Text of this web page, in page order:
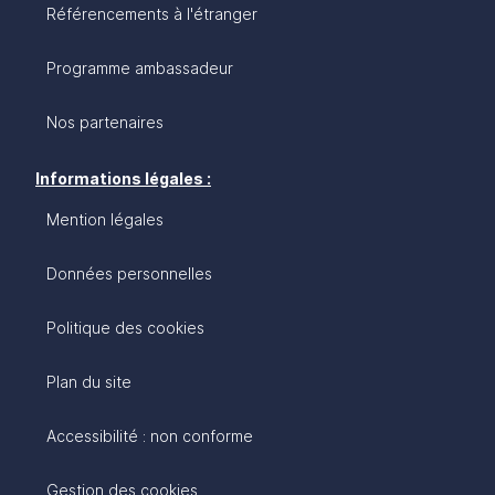
Référencements à l'étranger
Programme ambassadeur
Nos partenaires
Informations légales :
Mention légales
Données personnelles
Politique des cookies
Plan du site
Accessibilité : non conforme
Gestion des cookies